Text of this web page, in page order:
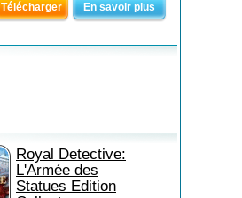
Télécharger
En savoir plus
Royal Detective:
L'Armée des
Statues Edition